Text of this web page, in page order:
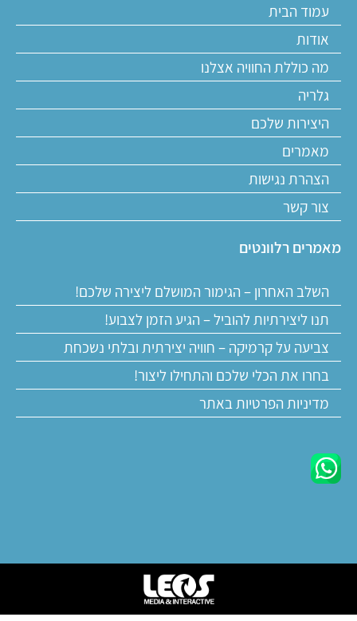
עמוד הבית
אודות
מה כוללת החוויה אצלנו
גלריה
היצירות שלכם
מאמרים
הצהרת נגישות
צור קשר
מאמרים רלוונטים
השלב האחרון – הגימור המושלם ליצירה שלכם!
תנו ליצירתיות להוביל – הגיע הזמן לצבוע!
צביעה על קרמיקה – חוויה יצירתית ובלתי נשכחת
בחרו את הכלי שלכם והתחילו ליצור!
מדיניות הפרטיות באתר